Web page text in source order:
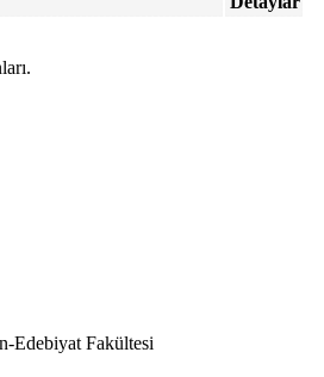
Edebiyat Fakültesi